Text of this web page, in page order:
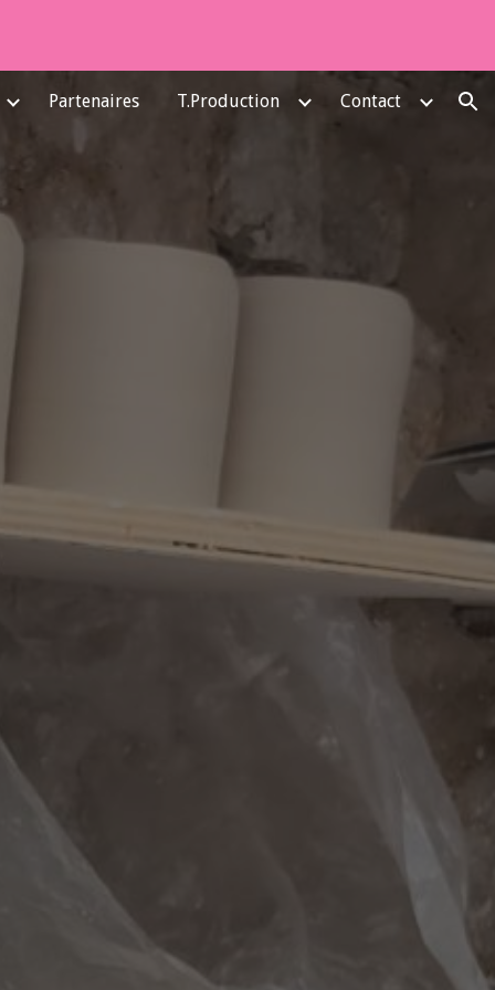
Partenaires T.Production Contact